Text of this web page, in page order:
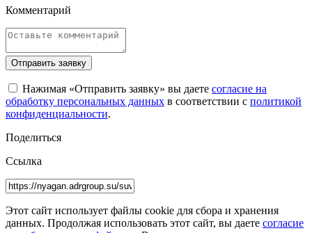
Комментарий
Отправить заявку
Нажимая «Отправить заявку» вы даете согласие на
обработку персональных данных в соответствии с политикой
конфиденциальности.
Поделиться
Ссылка
Этот сайт использует файлы cookie для сбора и хранения
данных. Продолжая использовать этот сайт, вы даете согласие